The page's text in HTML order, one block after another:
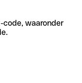
code, waaronder